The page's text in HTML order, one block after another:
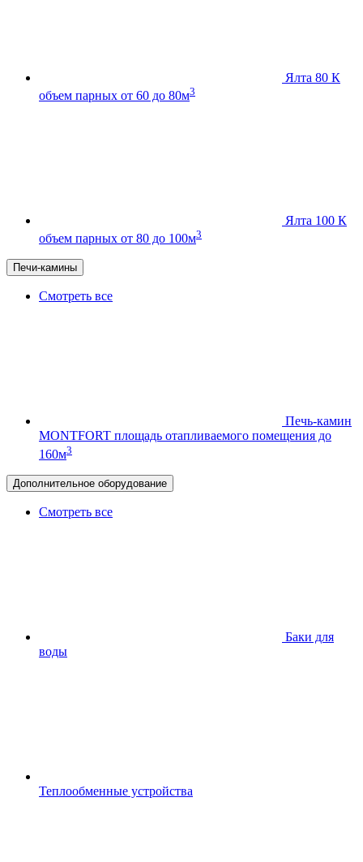
Ялта 80 К
объем парных от 60 до 80м3
Ялта 100 К
объем парных от 80 до 100м3
Печи-камины
Смотреть все
Печь-камин
MONTFORT площадь отапливаемого помещения до
160м3
Дополнительное оборудование
Смотреть все
Баки для
воды
Теплообменные устройства